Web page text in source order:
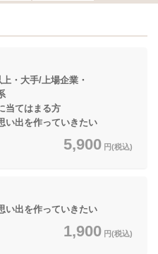
・大手/上場企業・
まる方
出を作っていきたい
5,900 円(税込)
出を作っていきたい
1,900 円(税込)